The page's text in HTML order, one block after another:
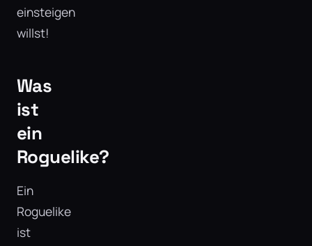
einsteigen
willst!
Was
ist
ein
Roguelike?
Ein
Roguelike
ist